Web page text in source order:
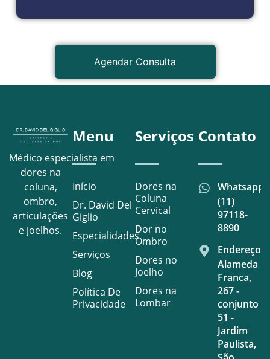
Agendar Consulta
Médico especialista em
dores na
coluna,
ombro,
articulações
e joelhos.
Menu
Início
Dr. David Del
Giglio
Especialidades
Serviços
Blog
Política De
Privacidade
Serviços
Dores na
Coluna
Cervical
Dor no
Ombro
Dores no
Joelho
Dores na
Lombar
Contato
Whatsapp
(11)
97118-
8890
Endereço
Alameda
Franca,
267 -
conjunto
51 -
Jardim
Paulista,